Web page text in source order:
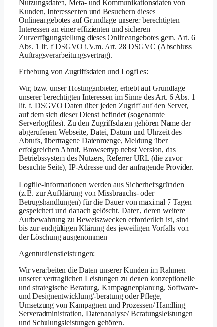
Nutzungsdaten, Meta- und Kommunikationsdaten von
Kunden, Interessenten und Besuchern dieses
Onlineangebotes auf Grundlage unserer berechtigten
Interessen an einer effizienten und sicheren
Zurverfügungstellung dieses Onlineangebotes gem. Art. 6
Abs. 1 lit. f DSGVO i.V.m. Art. 28 DSGVO (Abschluss
Auftragsverarbeitungsvertrag).
Erhebung von Zugriffsdaten und Logfiles:
Wir, bzw. unser Hostinganbieter, erhebt auf Grundlage
unserer berechtigten Interessen im Sinne des Art. 6 Abs. 1
lit. f. DSGVO Daten über jeden Zugriff auf den Server,
auf dem sich dieser Dienst befindet (sogenannte
Serverlogfiles). Zu den Zugriffsdaten gehören Name der
abgerufenen Webseite, Datei, Datum und Uhrzeit des
Abrufs, übertragene Datenmenge, Meldung über
erfolgreichen Abruf, Browsertyp nebst Version, das
Betriebssystem des Nutzers, Referrer URL (die zuvor
besuchte Seite), IP-Adresse und der anfragende Provider.
Logfile-Informationen werden aus Sicherheitsgründen
(z.B. zur Aufklärung von Missbrauchs- oder
Betrugshandlungen) für die Dauer von maximal 7 Tagen
gespeichert und danach gelöscht. Daten, deren weitere
Aufbewahrung zu Beweiszwecken erforderlich ist, sind
bis zur endgültigen Klärung des jeweiligen Vorfalls von
der Löschung ausgenommen.
Agenturdienstleistungen:
Wir verarbeiten die Daten unserer Kunden im Rahmen
unserer vertraglichen Leistungen zu denen konzeptionelle
und strategische Beratung, Kampagnenplanung, Software-
und Designentwicklung/-beratung oder Pflege,
Umsetzung von Kampagnen und Prozessen/ Handling,
Serveradministration, Datenanalyse/ Beratungsleistungen
und Schulungsleistungen gehören.